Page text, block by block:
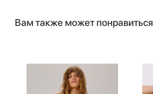
Вам также может понравиться